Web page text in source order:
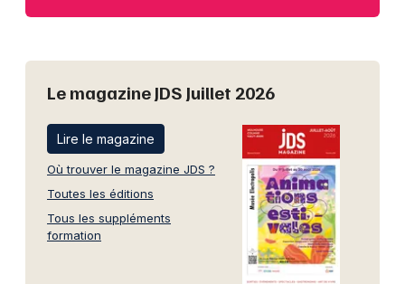
Le magazine JDS Juillet 2026
Lire le magazine
Où trouver le magazine JDS ?
Toutes les éditions
Tous les suppléments
formation